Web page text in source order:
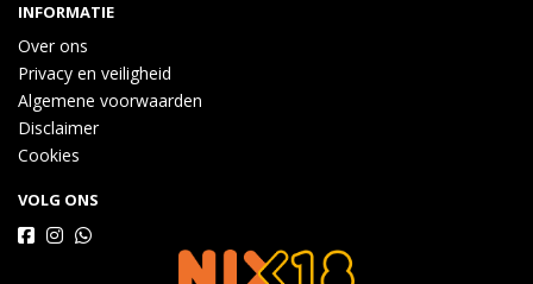
INFORMATIE
Over ons
Privacy en veiligheid
Algemene voorwaarden
Disclaimer
Cookies
VOLG ONS